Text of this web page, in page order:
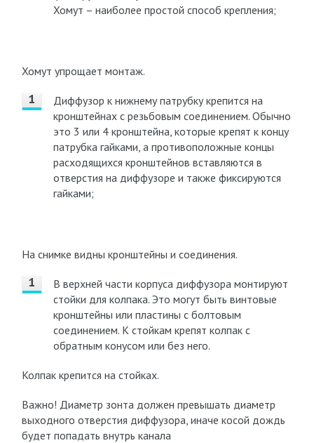
Хомут – наиболее простой способ крепления;
Хомут упрощает монтаж.
Диффузор к нижнему патрубку крепится на
кронштейнах с резьбовым соединением. Обычно
это 3 или 4 кронштейна, которые крепят к концу
патрубка гайками, а противоположные концы
расходящихся кронштейнов вставляются в
отверстия на диффузоре и также фиксируются
гайками;
На снимке видны кронштейны и соединения.
В верхней части корпуса диффузора монтируют
стойки для колпака. Это могут быть винтовые
кронштейны или пластины с болтовым
соединением. К стойкам крепят колпак с
обратным конусом или без него.
Колпак крепится на стойках.
Важно! Диаметр зонта должен превышать диаметр
выходного отверстия диффузора, иначе косой дождь
будет попадать внутрь канала